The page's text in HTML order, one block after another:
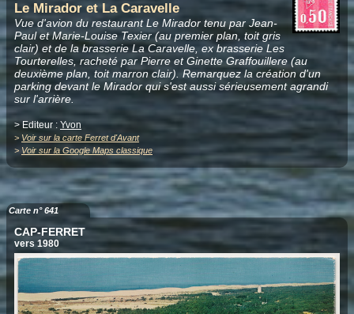
Le Mirador et La Caravelle
Vue d'avion du restaurant Le Mirador tenu par Jean-
Paul et Marie-Louise Texier (au premier plan, toit gris
clair) et de la brasserie La Caravelle, ex brasserie Les
Tourterelles, racheté par Pierre et Ginette Graffouillere (au
deuxième plan, toit marron clair). Remarquez la création d'un
parking devant le Mirador qui s'est aussi sérieusement agrandi
sur l'arrière.
> Editeur : Yvon
> Voir sur la carte Ferret d'Avant
> Voir sur la Google Maps classique
Carte n° 641
CAP-FERRET
vers 1980